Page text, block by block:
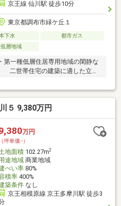
京王線 仙川駅 徒歩10分
東京都調布市緑ケ丘１
下水
都市ガス
層地域
第一種低層住居専用地域の閑静な
二世帯住宅の建築に適した立
で、お好きなハウスメーカーに
カーもご紹介可能ですので、お問
は、おおむね平坦なアクセス
有効宅地面積は、約149m2とな
５ 9,380万円
万円
（坪単価:-）
地面積102.27m2
途地域商業地域
ぺい率80%
積率400%
築条件なし
京王相模原線 京王多摩川駅 徒歩3